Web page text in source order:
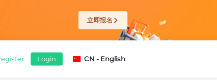
查看详情